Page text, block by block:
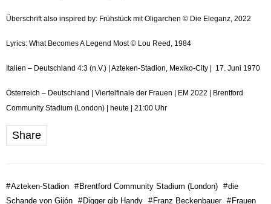
Überschrift also inspired by: Frühstück mit Oligarchen © Die Eleganz, 2022
Lyrics: What Becomes A Legend Most © Lou Reed, 1984
Italien – Deutschland 4:3 (n.V.) | Azteken-Stadion, Mexiko-City | 17. Juni 1970
Österreich – Deutschland | Viertelfinale der Frauen | EM 2022 | Brentford
Community Stadium (London) | heute | 21:00 Uhr
Share
#Azteken-Stadion #Brentford Community Stadium (London) #die
Schande von Gijón #Digger gib Handy #Franz Beckenbauer #Frauen